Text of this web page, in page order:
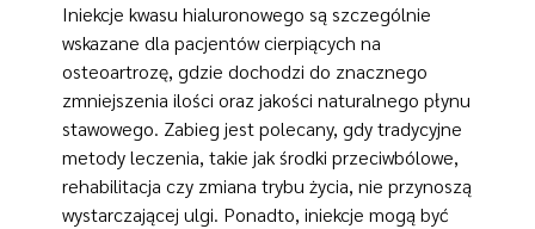
Iniekcje kwasu hialuronowego są szczególnie
wskazane dla pacjentów cierpiących na
osteoartrozę, gdzie dochodzi do znacznego
zmniejszenia ilości oraz jakości naturalnego płynu
stawowego. Zabieg jest polecany, gdy tradycyjne
metody leczenia, takie jak środki przeciwbólowe,
rehabilitacja czy zmiana trybu życia, nie przynoszą
wystarczającej ulgi. Ponadto, iniekcje mogą być